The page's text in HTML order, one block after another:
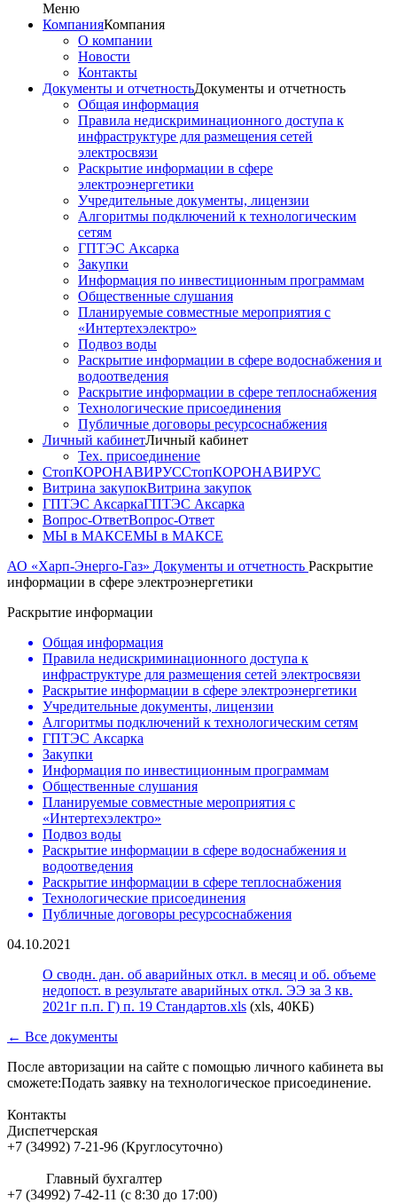
Меню
КомпанияКомпания
О компании
Новости
Контакты
Документы и отчетностьДокументы и отчетность
Общая информация
Правила недискриминационного доступа к
инфраструктуре для размещения сетей
электросвязи
Раскрытие информации в сфере
электроэнергетики
Учредительные документы, лицензии
Алгоритмы подключений к технологическим
сетям
ГПТЭС Аксарка
Закупки
Информация по инвестиционным программам
Общественные слушания
Планируемые совместные мероприятия с
«Интертехэлектро»
Подвоз воды
Раскрытие информации в сфере водоснабжения и
водоотведения
Раскрытие информации в сфере теплоснабжения
Технологические присоединения
Публичные договоры ресурсоснабжения
Личный кабинетЛичный кабинет
Тех. присоединение
СтопКОРОНАВИРУССтопКОРОНАВИРУС
Витрина закупокВитрина закупок
ГПТЭС АксаркаГПТЭС Аксарка
Вопрос-ОтветВопрос-Ответ
МЫ в МАКСЕМЫ в МАКСЕ
АО «Харп-Энерго-Газ» Документы и отчетность Раскрытие
информации в сфере электроэнергетики
Раскрытие информации
Общая информация
Правила недискриминационного доступа к
инфраструктуре для размещения сетей электросвязи
Раскрытие информации в сфере электроэнергетики
Учредительные документы, лицензии
Алгоритмы подключений к технологическим сетям
ГПТЭС Аксарка
Закупки
Информация по инвестиционным программам
Общественные слушания
Планируемые совместные мероприятия с
«Интертехэлектро»
Подвоз воды
Раскрытие информации в сфере водоснабжения и
водоотведения
Раскрытие информации в сфере теплоснабжения
Технологические присоединения
Публичные договоры ресурсоснабжения
04.10.2021
О сводн. дан. об аварийных откл. в месяц и об. объеме
недопост. в результате аварийных откл. ЭЭ за 3 кв.
2021г п.п. Г) п. 19 Стандартов.xls (xls, 40КБ)
← Все документы
После авторизации на сайте с помощью личного кабинета вы
сможете:Подать заявку на технологическое присоединение.
Контакты
Диспетчерская
+7 (34992) 7-21-96 (Круглосуточно)
Главный бухгалтер
+7 (34992) 7-42-11 (с 8:30 до 17:00)